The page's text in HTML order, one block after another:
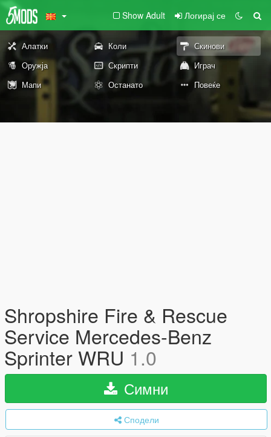
Show Adult Логирај се
Алатки Коли
Скинови
Оружја
Скрипти
Играч
Мапи
Останато Повеќе
Shropshire Fire & Rescue
Service Mercedes-Benz
Sprinter WRU 1.0
Симни
Сподели